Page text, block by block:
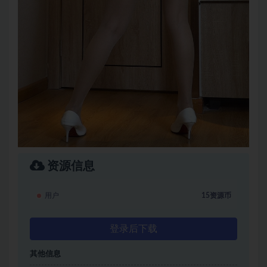
资源信息
用户 15资源币
登录后下载
其他信息